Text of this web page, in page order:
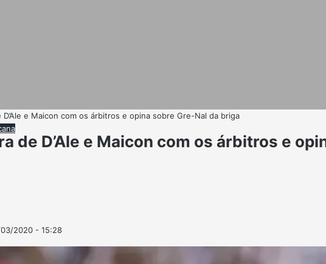
e Maicon com os árbitros e opina sobre Gre-Nal da briga
de D’Ale e Maicon com os árbitros e
2020 - 15:28